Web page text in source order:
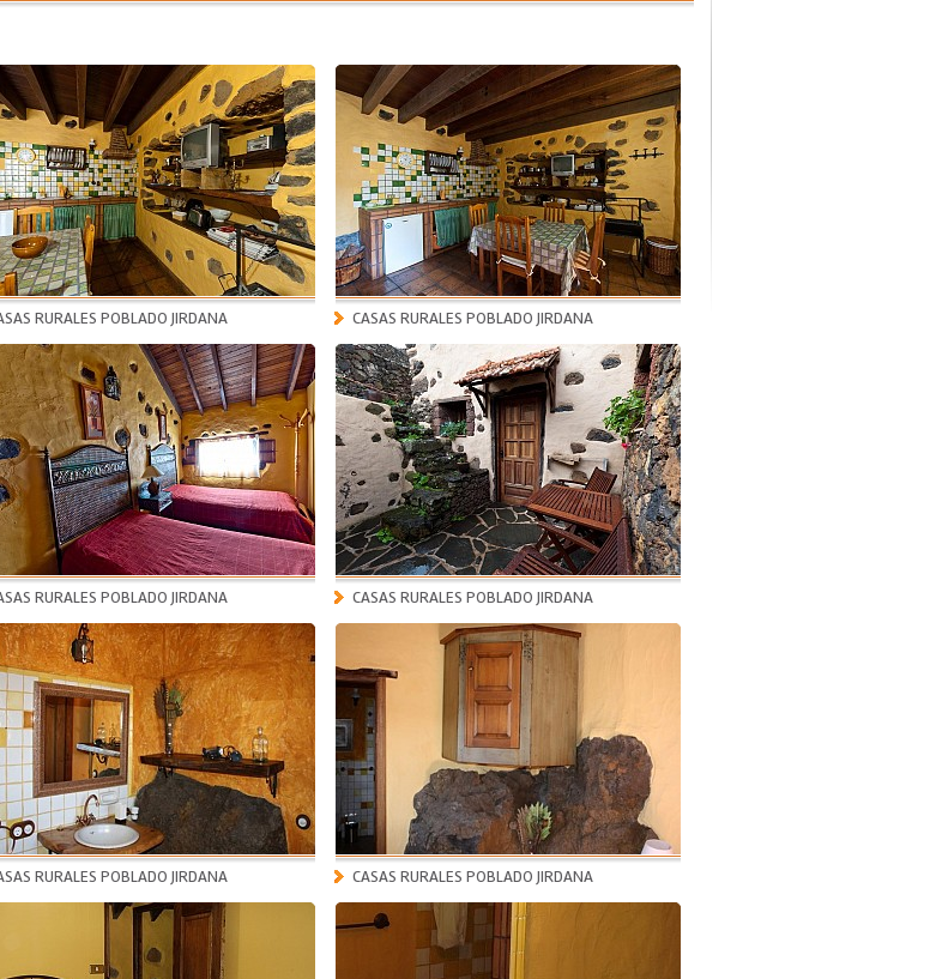
RURALES POBLADO JIRDANA CASAS RURALES POBLADO JIRDANA
RURALES POBLADO JIRDANA CASAS RURALES POBLADO JIRDANA
RURALES POBLADO JIRDANA CASAS RURALES POBLADO JIRDANA